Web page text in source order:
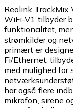
Reolink TrackMix
WiFi-V1 tilbyder
funktionalitet,
strømkilder og
primært er
Fi/Ethernet,
med mulighed for
har også flere
mikrofon, sirene